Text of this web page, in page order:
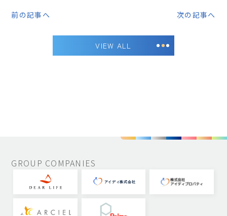
前の記事へ 次の記事へ
VIEW ALL
GROUP COMPANIES